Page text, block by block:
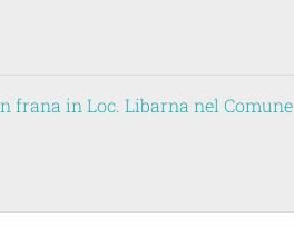
in Loc. Libarna nel